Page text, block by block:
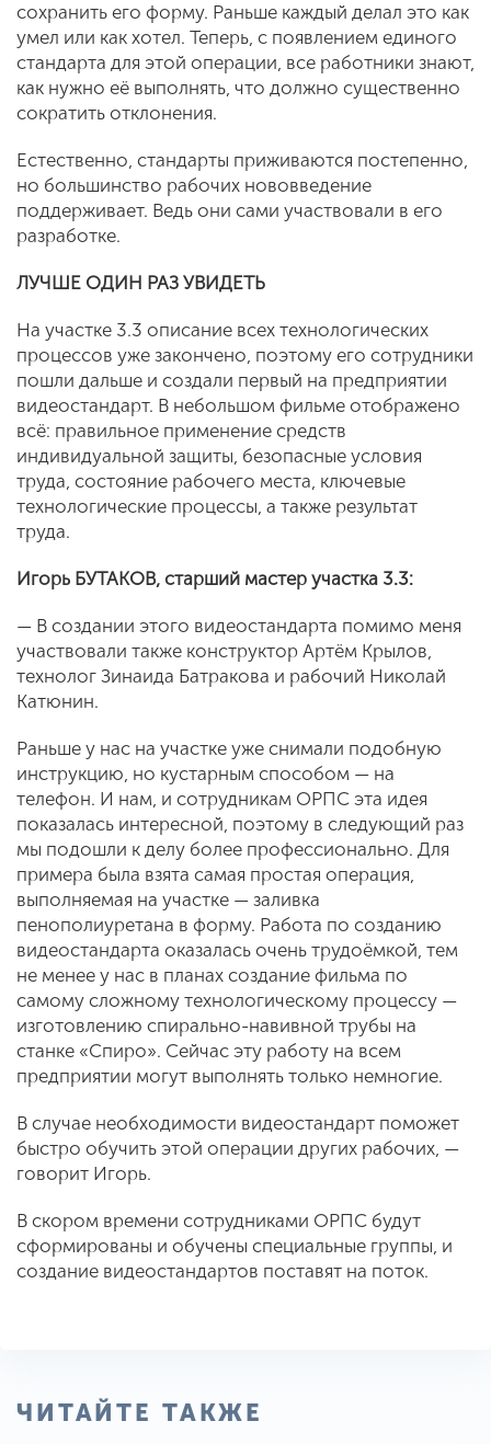
сохранить его форму. Раньше каждый делал это как
умел или как хотел. Теперь, с появлением единого
стандарта для этой операции, все работники знают,
как нужно её выполнять, что должно существенно
сократить отклонения.
Естественно, стандарты приживаются постепенно,
но большинство рабочих нововведение
поддерживает. Ведь они сами участвовали в его
разработке.
ЛУЧШЕ ОДИН РАЗ УВИДЕТЬ
На участке 3.3 описание всех технологических
процессов уже закончено, поэтому его сотрудники
пошли дальше и создали первый на предприятии
видеостандарт. В небольшом фильме отображено
всё: правильное применение средств
индивидуальной защиты, безопасные условия
труда, состояние рабочего места, ключевые
технологические процессы, а также результат
труда.
Игорь БУТАКОВ, старший мастер участка 3.3:
— В создании этого видеостандарта помимо меня
участвовали также конструктор Артём Крылов,
технолог Зинаида Батракова и рабочий Николай
Катюнин.
Раньше у нас на участке уже снимали подобную
инструкцию, но кустарным способом — на
телефон. И нам, и сотрудникам ОРПС эта идея
показалась интересной, поэтому в следующий раз
мы подошли к делу более профессионально. Для
примера была взята самая простая операция,
выполняемая на участке — заливка
пенополиуретана в форму. Работа по созданию
видеостандарта оказалась очень трудоёмкой, тем
не менее у нас в планах создание фильма по
самому сложному технологическому процессу —
изготовлению спирально-навивной трубы на
станке «Спиро». Сейчас эту работу на всем
предприятии могут выполнять только немногие.
В случае необходимости видеостандарт поможет
быстро обучить этой операции других рабочих, —
говорит Игорь.
В скором времени сотрудниками ОРПС будут
сформированы и обучены специальные группы, и
создание видеостандартов поставят на поток.
ЧИТАЙТЕ ТАКЖЕ